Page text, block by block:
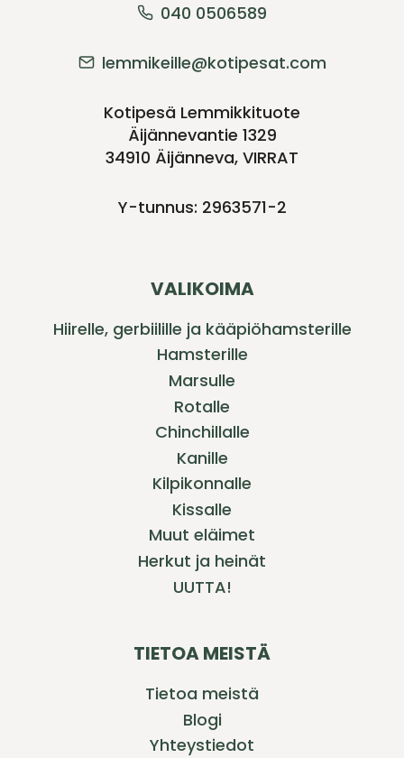
040 0506589
lemmikeille@kotipesat.com
Kotipesä Lemmikkituote
Äijännevantie 1329
34910 Äijänneva, VIRRAT
Y-tunnus: 2963571-2
VALIKOIMA
Hiirelle, gerbiilille ja kääpiöhamsterille
Hamsterille
Marsulle
Rotalle
Chinchillalle
Kanille
Kilpikonnalle
Kissalle
Muut eläimet
Herkut ja heinät
UUTTA!
TIETOA MEISTÄ
Tietoa meistä
Blogi
Yhteystiedot